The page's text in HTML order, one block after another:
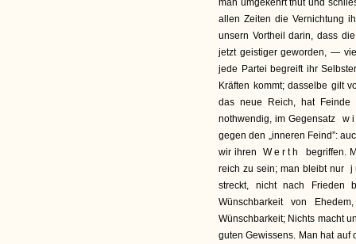
man umgekehrt thut und
allen Zeiten die Vernichtung
unsern Vortheil darin, dass
jetzt geistiger geworden, —
jede Partei begreift ihr
Kräften kommt; dasselbe gilt
das neue Reich, hat Feinde
nothwendig, im Gegensatz
gegen den „inneren Feind”:
wir ihren
Werth begriffen.
reich zu sein; man bleibt nur
streckt, nicht nach Frieden
Wünschbarkeit von
Wünschbarkeit; Nichts macht
guten Gewissens. Man hat auf